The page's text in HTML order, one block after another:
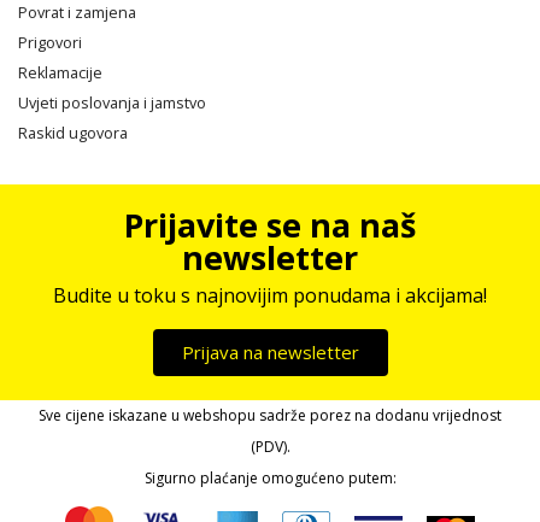
Povrat i zamjena
Prigovori
Reklamacije
Uvjeti poslovanja i jamstvo
Raskid ugovora
Prijavite se na naš
newsletter
Budite u toku s najnovijim ponudama i akcijama!
Prijava na newsletter
Sve cijene iskazane u webshopu sadrže porez na dodanu vrijednost
(PDV).
Sigurno plaćanje omogućeno putem: